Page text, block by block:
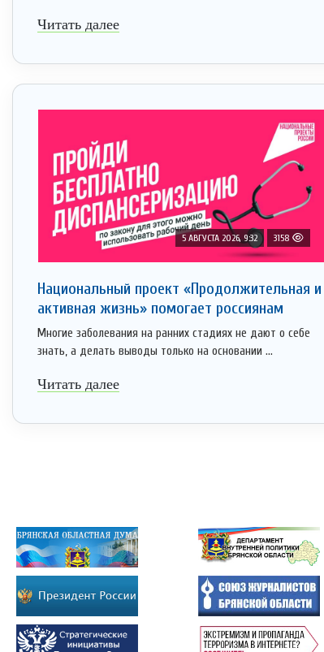
Читать далее
5 АВГУСТА 2026, 9:32 3158
Национальный проект «Продолжительная и
активная жизнь» помогает россиянам
Многие заболевания на ранних стадиях не дают о себе
знать, а делать выводы только на основании ...
Читать далее